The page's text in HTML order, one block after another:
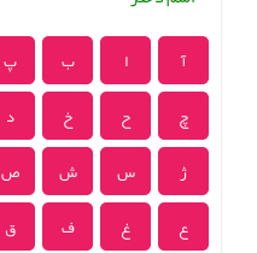
آ ا ب پ
چ
ح خ د
ژ
س ش ص
ع
غ ف ق